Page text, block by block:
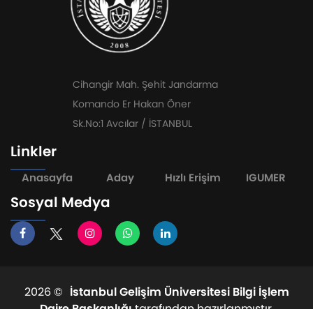
Cihangir Mah. Şehit Jandarma
Komando Er Hakan Öner
Sk.No:1 Avcılar / İSTANBUL
Linkler
Anasayfa Aday Hızlı Erişim IGUMER
Sosyal Medya
2026 © İstanbul Gelişim Üniversitesi Bilgi İşlem